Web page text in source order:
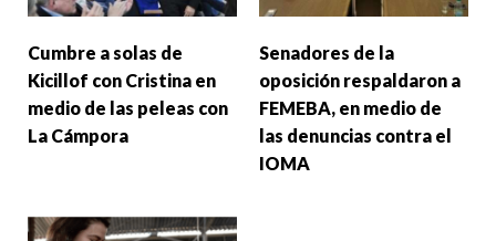
Cumbre a solas de
Kicillof con Cristina en
medio de las peleas con
La Cámpora
Senadores de la
oposición respaldaron a
FEMEBA, en medio de
las denuncias contra el
IOMA